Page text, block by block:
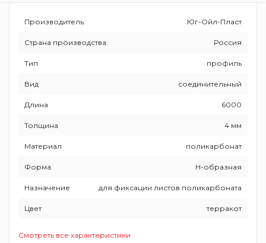
Производитель: Юг-Ойл-Пласт
Страна производства: Россия
Тип профиль
Вид соединительный
Длина 6000
Толщина 4 мм
Материал поликарбонат
Форма H-образная
Назначение для фиксации листов поликарбоната
Цвет терракот
Смотреть все характеристики